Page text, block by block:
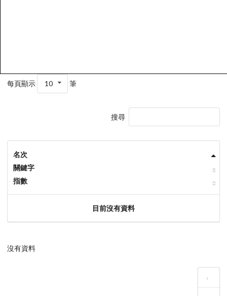
每頁顯示 10 筆
搜尋
名次
關鍵字
指數
目前沒有資料
沒有資料
‹